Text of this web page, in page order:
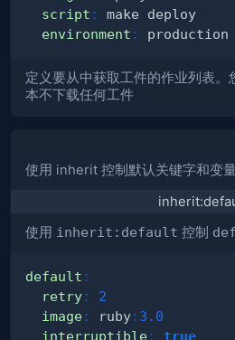
script :
environment :
定义要从中获取工件的作业列表。
本不下载任何工件
使用 inherit 控制默认关键字和变
使用 inherit:default 控制
default :
retry:
2
image: ruby: 3.0
interruptible: true